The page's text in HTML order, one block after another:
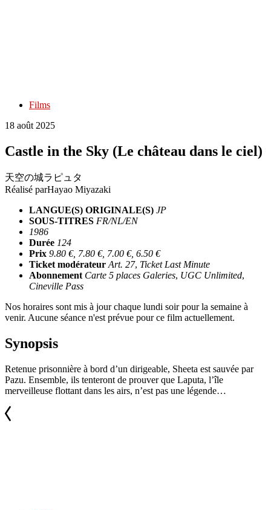
Films
18 août 2025
Castle in the Sky (Le château dans le ciel)
天空の城ラピュタ
Réalisé parHayao Miyazaki
LANGUE(S) ORIGINALE(S) JP
SOUS-TITRES FR/NL/EN
1986
Durée 124
Prix 9.80 €, 7.80 €, 7.00 €, 6.50 €
Ticket modérateur Art. 27, Ticket Last Minute
Abonnement Carte 5 places Galeries, UGC Unlimited,
Cineville Pass
Nos horaires sont mis à jour chaque lundi soir pour la semaine à
venir. Aucune séance n'est prévue pour ce film actuellement.
Synopsis
Retenue prisonnière à bord d’un dirigeable, Sheeta est sauvée par
Pazu. Ensemble, ils tenteront de prouver que Laputa, l’île
merveilleuse flottant dans les airs, n’est pas une légende…